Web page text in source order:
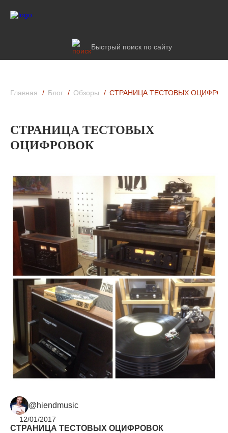
Быстрый поиск по сайту
Главная Блог Обзоры СТРАНИЦА ТЕСТОВЫХ
СТРАНИЦА ТЕСТОВЫХ
ОЦИФРОВОК
@hiendmusic
12/01/2017
СТРАНИЦА ТЕСТОВЫХ ОЦИФРОВОК